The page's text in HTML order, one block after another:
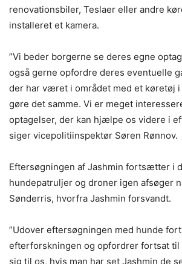
renovationsbiler, Teslaer eller andre
installeret et kamera.
”Vi beder borgerne se deres egne
også gerne opfordre deres eventuelle
der har været i området med et køretøj
gøre det samme. Vi er meget
optagelser, der kan hjælpe os videre i
siger vicepolitiinspektør Søren Rønnov.
Eftersøgningen af Jashmin fortsætter i
hundepatruljer og droner igen afsøger
Sønderris, hvorfra Jashmin forsvandt.
”Udover eftersøgningen med hunde
efterforskningen og opfordrer fortsat til
sig til os, hvis man har set Jashmin de